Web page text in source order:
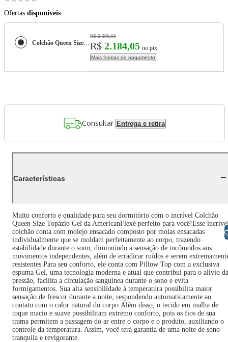
Ofertas disponíveis
Colchão Queen Size AmericanFlex Topázio Gel com Pillow Top e Molas Ensacadas 30x158x198 cm
R$ 2.399,00
R$ 2.184,05 no pix
Mais formas de pagamento
Consultar Entrega e retira
Características
Muito conforto e qualidade para seu dormitório com o incrível Colchão
Queen Size Topázio Gel da AmericanFlexé perfeito para você!Esse
colchão conta com molejo ensacado composto por molas ensacadas
individualmente que se moldam perfeitamente ao corpo, trazendo
estabilidade durante o sono, diminuindo a sensação de incômodos aos
movimentos independentes, além de erradicar ruídos e serem
resistentes.Para seu conforto, ele conta com Pillow Top com a exclusiva
espuma Gel, uma tecnologia moderna e atual que contribui para o alivio da
pressão, facilita a circulação sanguínea durante o sono e evita
formigamentos. Sua alta sensibilidade à temperatura possibilita maior
sensação de frescor durante a noite, respondendo automaticamente ao
contato com o calor natural do corpo.Além disso, o tecido em malha de
toque macio e suave possibilitam extremo conforto, pois os fios de sua
trama permitem a passagem do ar entre o corpo e o produto, auxiliando o
controle da temperatura. Assim, você terá garantia de uma noite de sono
tranquila e revigorante.
Libras